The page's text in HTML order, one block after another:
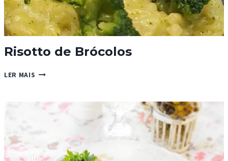
Risotto de Brócolos
LER MAIS RISOTTO